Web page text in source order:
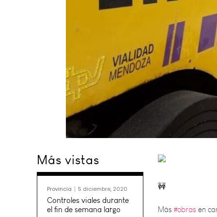
Más vistas
Provincia 5 diciembre, 2020
Controles viales durante
el fin de semana largo
Más
Vialidad